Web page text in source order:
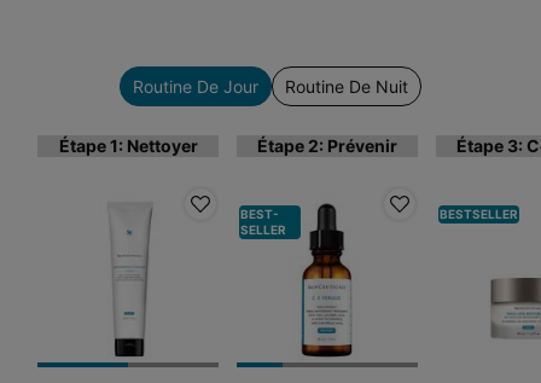
Routine De Jour Routine De Nuit
Étape 1: Nettoyer Étape 2: Prévenir
BEST-
SELLER
Étape 3:
BESTSELLER